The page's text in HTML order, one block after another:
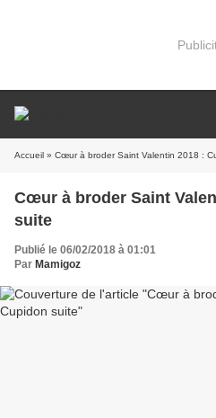
Accueil » Cœur à broder Saint Valentin 2018 :
Cœur à broder Saint
suite
Publié le 06/02/2018 à 01:01
Par Mamigoz